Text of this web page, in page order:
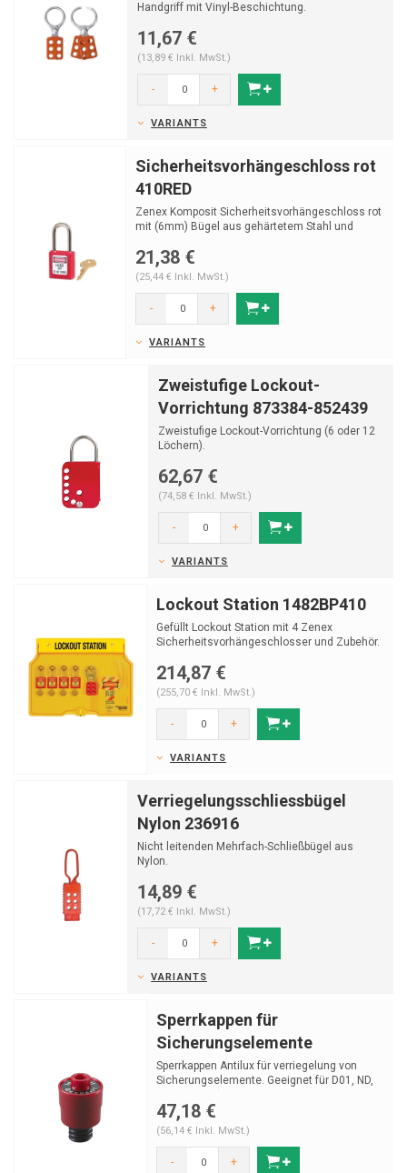
Handgriff mit Vinyl-Beschichtung.
11,67 €
(13,89 € Inkl. MwSt.)
- +
VARIANTS
Sicherheitsvorhängeschloss rot
410RED
Zenex Komposit Sicherheitsvorhängeschloss rot
mit (6mm) Bügel aus gehärtetem Stahl und
21,38 €
(25,44 € Inkl. MwSt.)
- +
VARIANTS
Zweistufige Lockout-
Vorrichtung 873384-852439
Zweistufige Lockout-Vorrichtung (6 oder 12
Löchern).
62,67 €
(74,58 € Inkl. MwSt.)
- +
VARIANTS
Lockout Station 1482BP410
Gefüllt Lockout Station mit 4 Zenex
Sicherheitsvorhängeschlosser und Zubehör.
214,87 €
(255,70 € Inkl. MwSt.)
- +
VARIANTS
Verriegelungsschliessbügel
Nylon 236916
Nicht leitenden Mehrfach-Schließbügel aus
Nylon.
14,89 €
(17,72 € Inkl. MwSt.)
- +
VARIANTS
Sperrkappen für
Sicherungselemente
Sperrkappen Antilux für verriegelung von
Sicherungselemente. Geeignet für D01, ND,
47,18 €
(56,14 € Inkl. MwSt.)
- +